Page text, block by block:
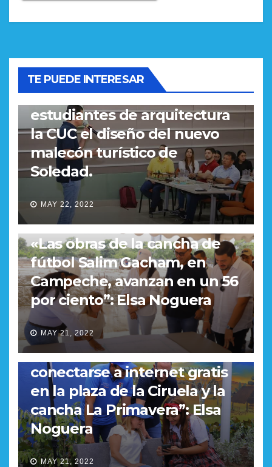
TE PUEDE INTERESAR
REGIONAL
Alcalde Rodolfo Ucrós,
recibió de manos de los
estudiantes de arquitectura
la CUC el diseño del nuevo
malecón turístico de
Soledad.
MAY 22, 2022
REGIONAL
«Las obras de la cancha de
fútbol Salim Gacham, en
Campeche, avanzan en un 56
por ciento”: Elsa Noguera
MAY 21, 2022
REGIONAL
“La gente de Campeche y
Baranoa ya puede
conectarse a internet gratis
en la plaza de la Ciruela y la
cancha La Primavera”: Elsa
Noguera
MAY 21, 2022